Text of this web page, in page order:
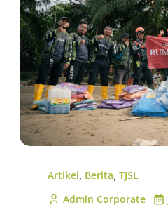
Artikel, Berita, TJSL
Admin Corporate